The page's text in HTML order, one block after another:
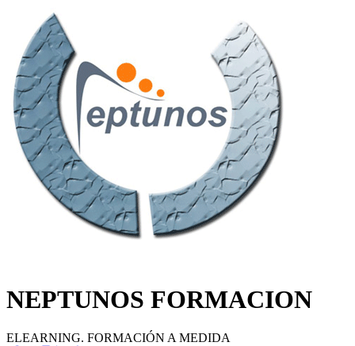
NEPTUNOS FORMACION
ELEARNING. FORMACIÓN A MEDIDA